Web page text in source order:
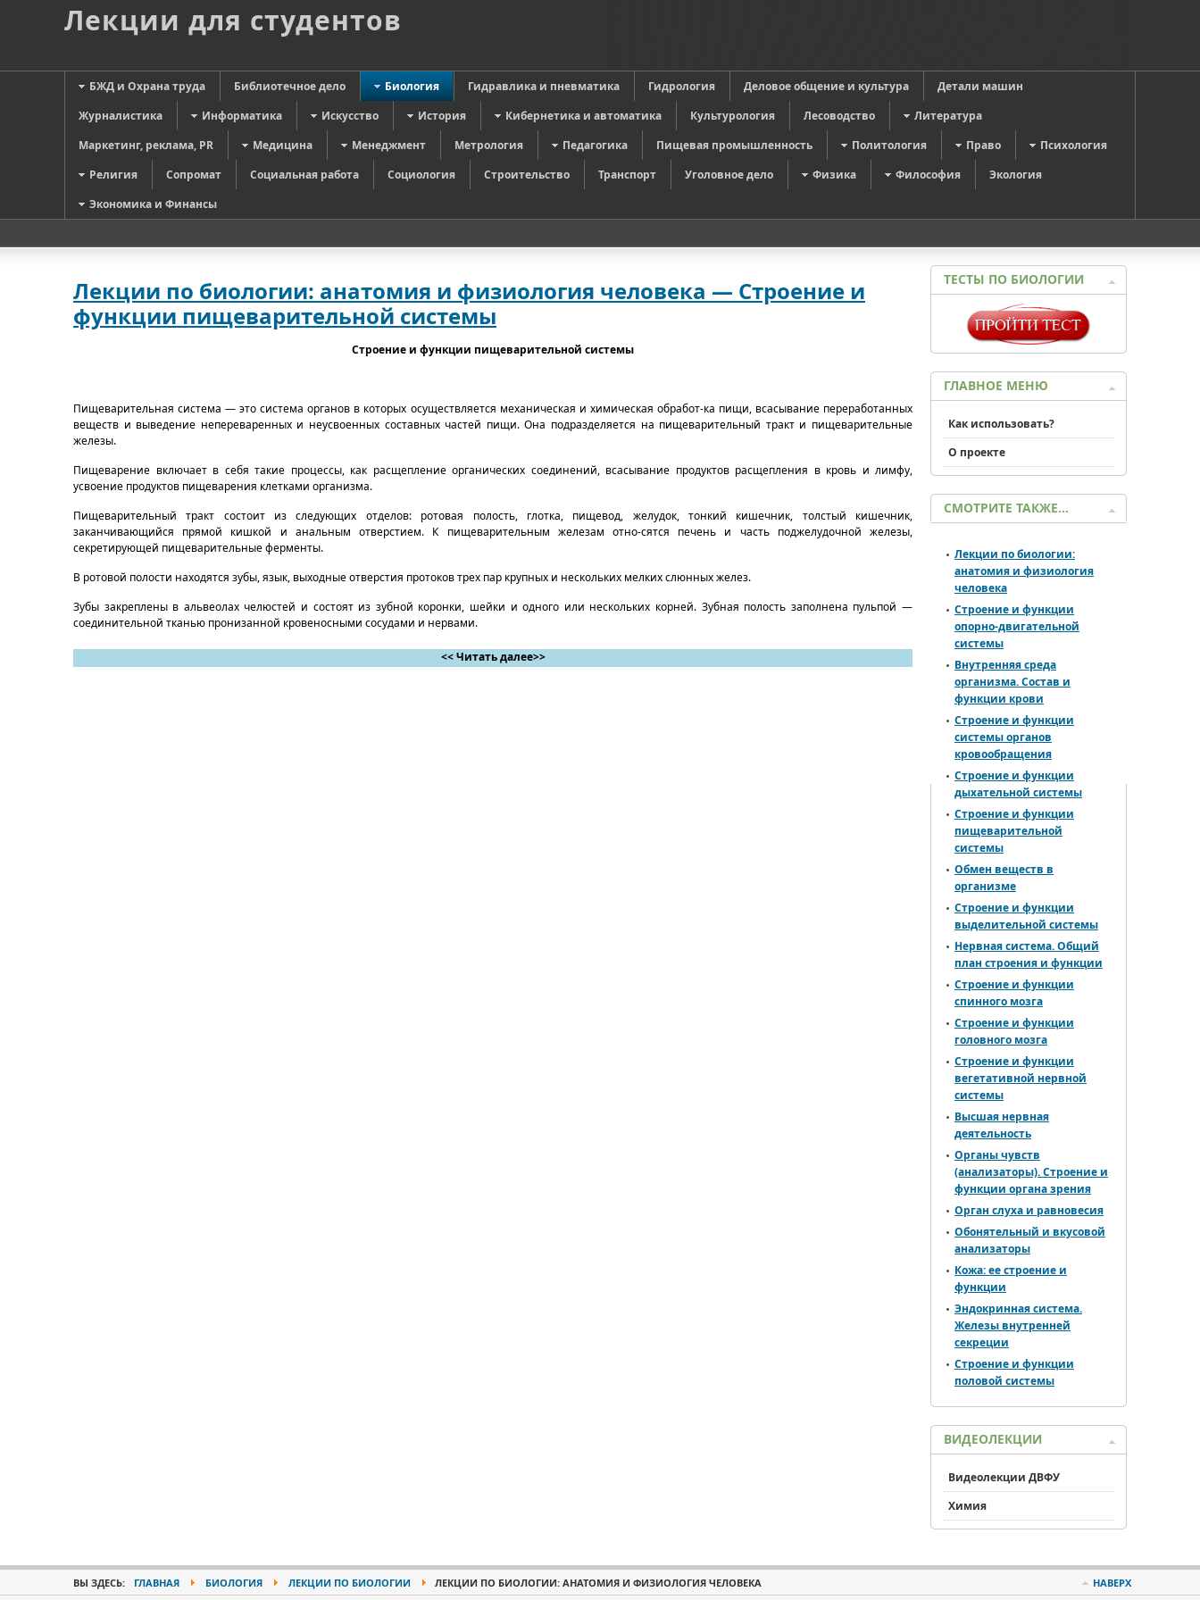
Лекции для студентов
БЖД и Охрана труда Библиотечное дело Биология Гидравлика и пневматика Гидрология Деловое общение и культура
Детали машин
Журналистика
Информатика Искусство История Кибернетика и автоматика Культурология Лесоводство
Литература
Маркетинг, реклама, PR
Медицина Менеджмент Метрология Педагогика Пищевая промышленность Политология Право
Психология
Религия
Сопромат Социальная работа Социология Строительство Транспорт Уголовное дело Физика Философия
Экология
Экономика и Финансы
Лекции по биологии: анатомия и физиология человека — Строение и
функции пищеварительной системы
Строение и функции пищеварительной системы
Пищеварительная система — это система органов в которых осуществляется механическая и химическая обработ-ка пищи, всасывание переработанных
веществ и выведение непереваренных и неусвоенных составных частей пищи. Она подразделяется на пищеварительный тракт и пищеварительные
железы.
Пищеварение включает в себя такие процессы, как расщепление органических соединений, всасывание продуктов расщепления в кровь и лимфу,
усвоение продуктов пищеварения клетками организма.
Пищеварительный тракт состоит из следующих отделов: ротовая полость, глотка, пищевод, желудок, тонкий кишечник, толстый кишечник,
заканчивающийся прямой кишкой и анальным отверстием. К пищеварительным железам отно-сятся печень и часть поджелудочной железы,
секретирующей пищеварительные ферменты.
В ротовой полости находятся зубы, язык, выходные отверстия протоков трех пар крупных и нескольких мелких слюнных желез.
Зубы закреплены в альвеолах челюстей и состоят из зубной коронки, шейки и одного или нескольких корней. Зубная полость заполнена пульпой —
соединительной тканью пронизанной кровеносными сосудами и нервами.
<< Читать далее>>
ТЕСТЫ ПО БИОЛОГИИ
ГЛАВНОЕ МЕНЮ
Как использовать?
О проекте
СМОТРИТЕ ТАКЖЕ…
Лекции по биологии:
анатомия и физиология
человека
Строение и функции
опорно-двигательной
системы
Внутренняя среда
организма. Состав и
функции крови
Строение и функции
системы органов
кровообращения
Строение и функции
дыхательной системы
Строение и функции
пищеварительной
системы
Обмен веществ в
организме
Строение и функции
выделительной системы
Нервная система. Общий
план строения и функции
Строение и функции
спинного мозга
Строение и функции
головного мозга
Строение и функции
вегетативной нервной
системы
Высшая нервная
деятельность
Органы чувств
(анализаторы). Строение и
функции органа зрения
Орган слуха и равновесия
Обонятельный и вкусовой
анализаторы
Кожа: ее строение и
функции
Эндокринная система.
Железы внутренней
секреции
Строение и функции
половой системы
ВИДЕОЛЕКЦИИ
Видеолекции ДВФУ
Химия
ВЫ ЗДЕСЬ: ГЛАВНАЯ БИОЛОГИЯ ЛЕКЦИИ ПО БИОЛОГИИ ЛЕКЦИИ ПО БИОЛОГИИ: АНАТОМИЯ И ФИЗИОЛОГИЯ ЧЕЛОВЕКА НАВЕРХ